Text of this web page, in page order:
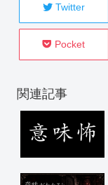
Twitter
Pocket
関連記事